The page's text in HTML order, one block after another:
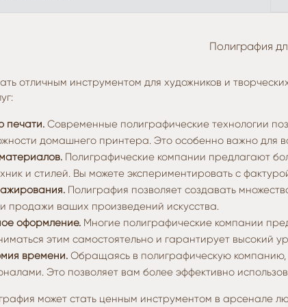
Полиграфия
отличным инструментом для художников и
печати. Современные полиграфические технологии
домашнего принтера. Это особенно важно для
Полиграфические компании предлагают
и стилей. Вы можете экспериментировать с
Полиграфия позволяет создавать
продажи ваших произведений искусства.
оформление. Многие полиграфические компании
этим самостоятельно и гарантирует высокий
времени. Обращаясь в полиграфическую компанию,
Это позволяет вам более эффективно
может стать ценным инструментом в арсенале